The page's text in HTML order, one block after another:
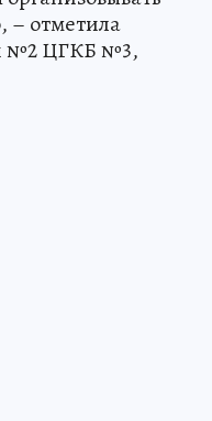
– отметила
№2 ЦГКБ №3,